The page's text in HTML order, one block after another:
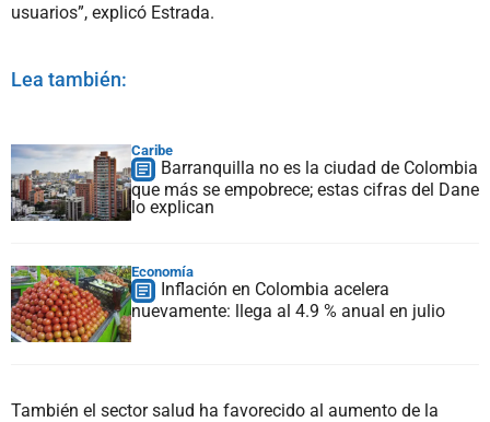
usuarios”, explicó Estrada.
Lea también:
Caribe
Barranquilla no es la ciudad de Colombia
que más se empobrece; estas cifras del Dane
lo explican
Economía
Inflación en Colombia acelera
nuevamente: llega al 4.9 % anual en julio
También el sector salud ha favorecido al aumento de la